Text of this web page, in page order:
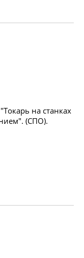
на станках
(СПО).